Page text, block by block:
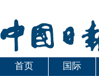
首页 国际